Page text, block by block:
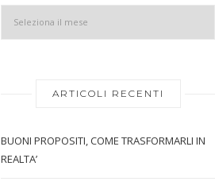
ARTICOLI RECENTI
BUONI PROPOSITI, COME TRASFORMARLI IN
REALTA’